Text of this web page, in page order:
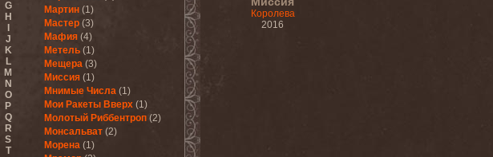
G
H
J
K
L
M
N
O
P
Q
R
S
T
Мартин (1)
Мастер (3)
Мафия (4)
Метель (1)
Мещера (3)
Миссия (1)
Мнимые Числа (1)
Мои Ракеты Вверх (1)
Молотый Риббентроп (2)
Монсальват (2)
Морена (1)
Королева
2016